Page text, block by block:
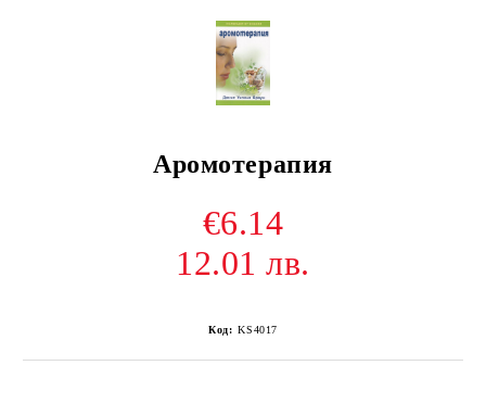
Аромотерапия
€6.14
12.01 лв.
Код: KS4017